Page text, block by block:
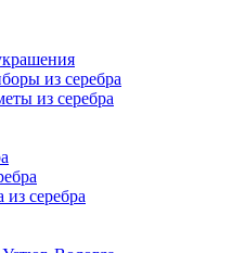
из серебра
из серебра
серебра